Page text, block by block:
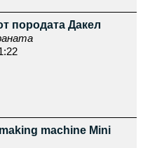
породата Дакел
machine Mini